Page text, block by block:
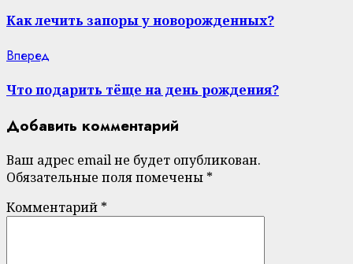
Reading
Как лечить запоры у новорожденных?
Вперед
Что подарить тёще на день рождения?
Добавить комментарий
Ваш адрес email не будет опубликован.
Обязательные поля помечены *
Комментарий *